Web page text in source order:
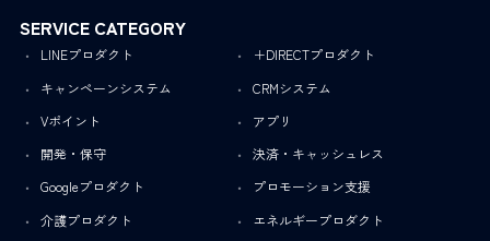
SERVICE CATEGORY
LINEプロダクト
＋DIRECTプロダクト
キャンペーンシステム
CRMシステム
Vポイント
アプリ
開発・保守
決済・キャッシュレス
Googleプロダクト
プロモーション支援
介護プロダクト
エネルギープロダクト